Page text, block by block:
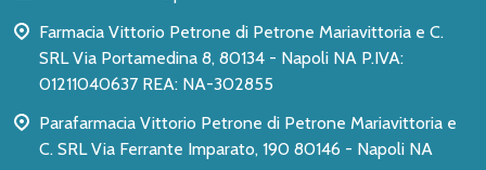
pagina
Farmacia Vittorio Petrone di Petrone Mariavittoria e C.
SRL Via Portamedina 8, 80134 - Napoli NA P.IVA:
01211040637 REA: NA-302855
Parafarmacia Vittorio Petrone di Petrone Mariavittoria e
C. SRL Via Ferrante Imparato, 190 80146 - Napoli NA